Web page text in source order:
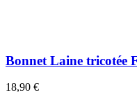
Bonnet Laine tricotée
18,90 €